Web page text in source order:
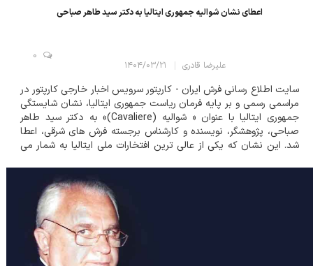
اعطای نشان شوالیه جمهوری ایتالیا به دکتر سید طاهر صباحی
علیرضا قادری ۱۴۰۴/۰۳/۲۱
0
سایت اطلاع رسانی فرش ایران - کارپتور سرویس اخبار خارجی کارپتور در
مراسمی رسمی و بر پایه فرمان ریاست جمهوری ایتالیا، نشان شایستگی
جمهوری ایتالیا با عنوان « شوالیه (Cavaliere)» به دکتر سید طاهر
صباحی، پژوهشگر، نویسنده و کارشناس برجسته فرش های شرقی، اعطا
شد. این نشان که یکی از عالی ترین افتخارات ملی ایتالیا به شمار می